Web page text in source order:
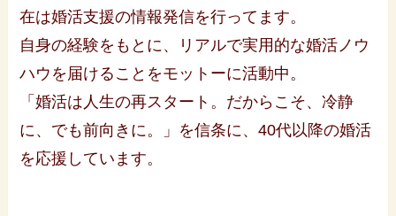
在は婚活支援の情報発信を行ってます。
自身の経験をもとに、リアルで実用的な婚活ノウ
ハウを届けることをモットーに活動中。
「婚活は人生の再スタート。だからこそ、冷静
に、でも前向きに。」を信条に、40代以降の婚活
を応援しています。